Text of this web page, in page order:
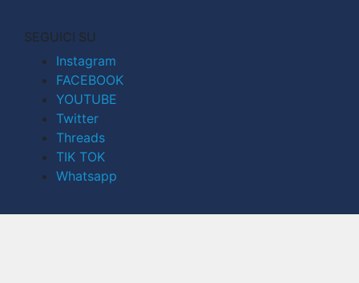
SEGUICI SU
Instagram
FACEBOOK
YOUTUBE
Twitter
Threads
TIK TOK
Whatsapp